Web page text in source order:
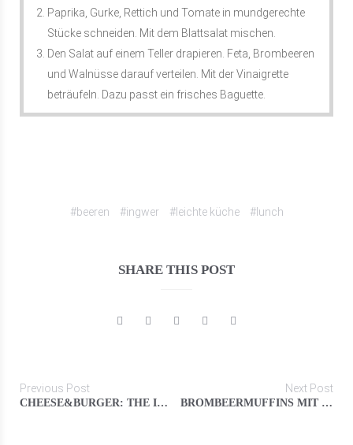
Paprika, Gurke, Rettich und Tomate in mundgerechte
Stücke schneiden. Mit dem Blattsalat mischen.
Den Salat auf einem Teller drapieren. Feta, Brombeeren
und Walnüsse darauf verteilen. Mit der Vinaigrette
beträufeln. Dazu passt ein frisches Baguette.
#beeren #ingwer #leichte küche #lunch
SHARE THIS POST
Previous Post
CHEESE&BURGER: THE ISABELLA
Next Post
BROMBEERMUFFINS MIT THYMIAN